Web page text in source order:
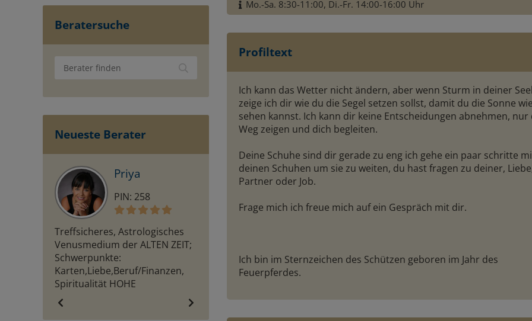
Beratersuche
Neueste Berater
Priya
PIN: 258
Treffsicheres, Astrologisches
Venusmedium der ALTEN ZEIT;
Schwerpunkte:
Karten,Liebe,Beruf/Finanzen,
Spiritualität HOHE
TREFFERQUTE
Andana
arbeite ohne Hilfsmittel. Das
Lösen von schwarzer Magie,
Spezialgebiet. Energetische
Blue Angel
Bitte vormittag ab 9.00 Uhr und
! Ich
Stück
Mo.-Sa. 8:30-11:00, Di.-Fr. 14:00-16:00 Uhr
Profiltext
Ich kann das Wetter nicht ändern, aber wenn Sturm in deiner
zeige ich dir wie du die Segel setzen sollst, damit du die Sonne
sehen kannst. Ich kann dir keine Entscheidungen abnehmen, nur
Weg zeigen und dich begleiten.
Deine Schuhe sind dir gerade zu eng ich gehe ein paar schritte
deinen Schuhen um sie zu weiten, du hast fragen zu deiner,
Partner oder Job.
Frage mich ich freue mich auf ein Gespräch mit dir.
Ich bin im Sternzeichen des Schützen geboren im Jahr des
Feuerpferdes.